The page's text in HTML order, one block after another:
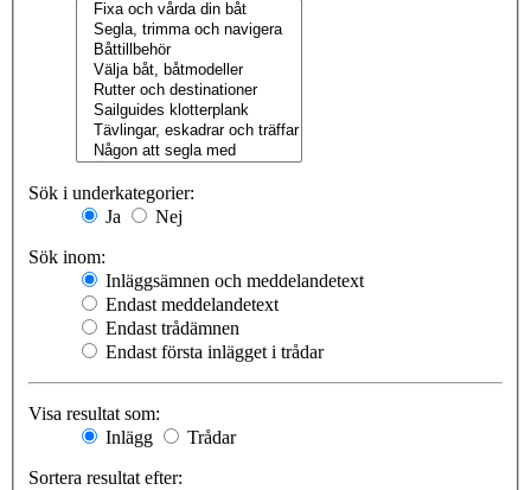
Sök i underkategorier:
Ja
Nej
Sök inom:
Inläggsämnen och meddelandetext
Endast meddelandetext
Endast trådämnen
Endast första inlägget i trådar
Visa resultat som:
Inlägg
Trådar
Sortera resultat efter: